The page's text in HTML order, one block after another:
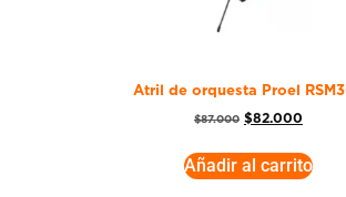
Atril de orquesta Proel
$87.000 $82.000
Añadir al carrito